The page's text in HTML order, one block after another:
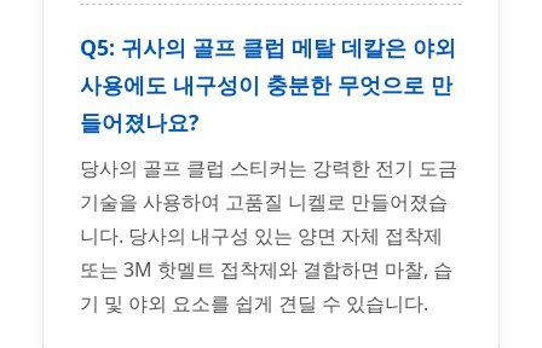
Q5: 귀사의 골프 클럽 메탈 데칼은 야외
사용에도 내구성이 충분한 무엇으로 만
들어졌나요?
당사의 골프 클럽 스티커는 강력한 전기 도금
기술을 사용하여 고품질 니켈로 만들어졌습
니다. 당사의 내구성 있는 양면 자체 접착제
또는 3M 핫멜트 접착제와 결합하면 마찰, 습
기 및 야외 요소를 쉽게 견딜 수 있습니다.